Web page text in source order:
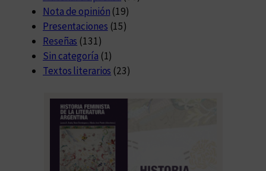
Nota de opinión (19)
Presentaciones (15)
Reseñas (131)
Sin categoría (1)
Textos literarios (23)